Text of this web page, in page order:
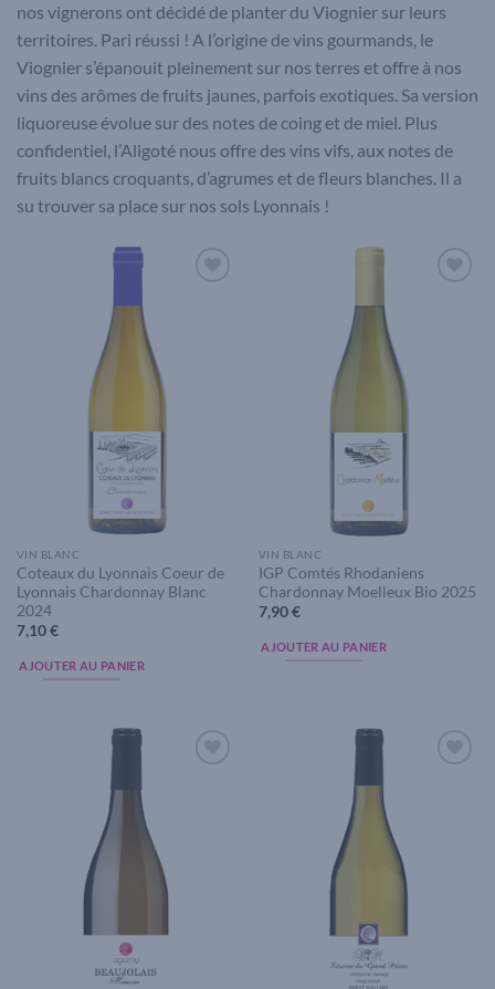
nos vignerons ont décidé de planter du Viognier sur leurs
territoires. Pari réussi ! A l’origine de vins gourmands, le
Viognier s’épanouit pleinement sur nos terres et offre à nos
vins des arômes de fruits jaunes, parfois exotiques. Sa version
liquoreuse évolue sur des notes de coing et de miel. Plus
confidentiel, l’Aligoté nous offre des vins vifs, aux notes de
fruits blancs croquants, d’agrumes et de fleurs blanches. Il a
su trouver sa place sur nos sols Lyonnais !
VIN BLANC
Coteaux du Lyonnais Coeur de
Lyonnais Chardonnay Blanc
2024
7,10€
AJOUTER AU PANIER
VIN BLANC
IGP Comtés Rhodaniens
Chardonnay Moelleux Bio 2025
7,90€
AJOUTER AU PANIER